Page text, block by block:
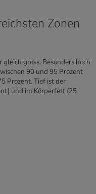
Zonen
gross. Besonders hoch
90 und 95 Prozent
Prozent. Tief ist der
und im Körperfett (25